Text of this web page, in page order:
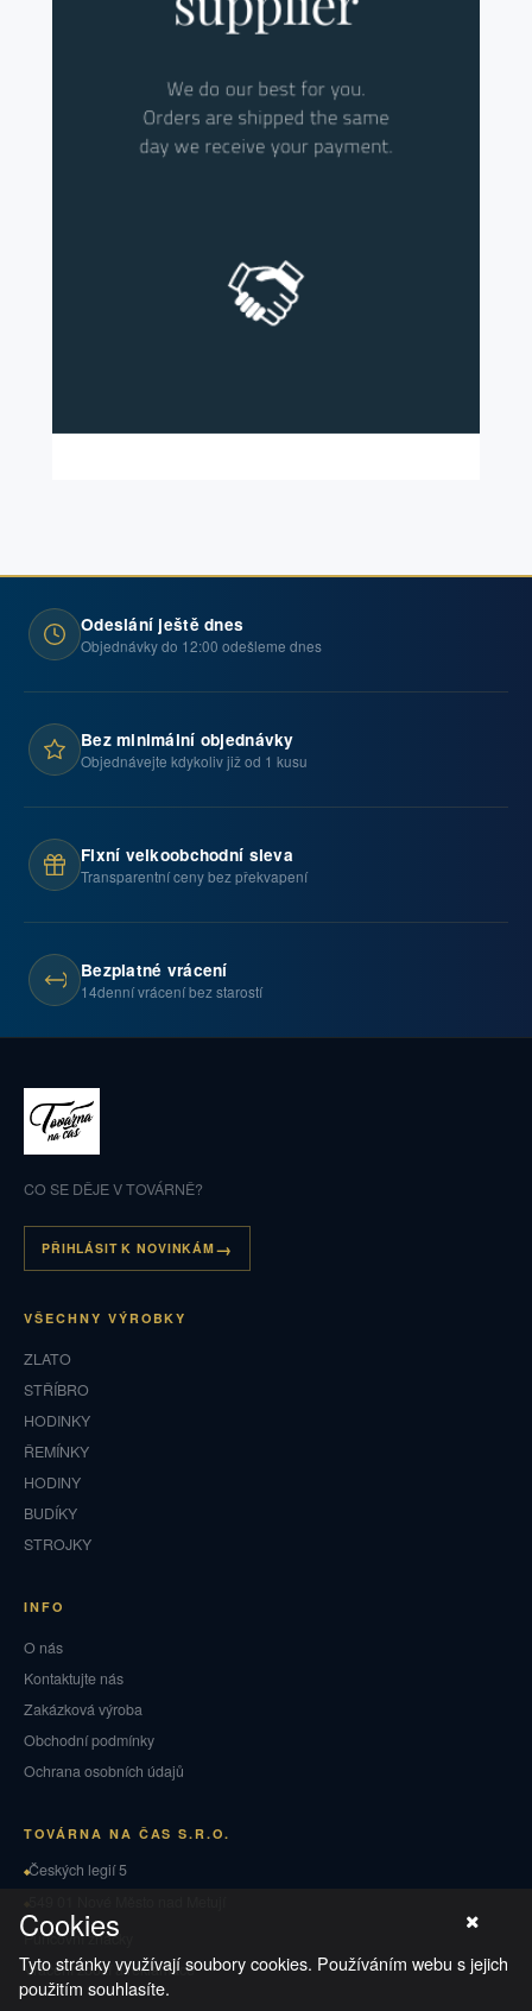
Odeslání ještě dnes
Objednávky do 12:00 odešleme dnes
Bez minimální objednávky
Objednávejte kdykoliv již od 1 kusu
Fixní velkoobchodní sleva
Transparentní ceny bez překvapení
Bezplatné vrácení
14denní vrácení bez starostí
CO SE DĚJE V TOVÁRNĚ?
PŘIHLÁSIT K NOVINKÁM
VŠECHNY VÝROBKY
ZLATO
STŘÍBRO
HODINKY
ŘEMÍNKY
HODINY
BUDÍKY
STROJKY
INFO
O nás
Kontaktujte nás
Zakázková výroba
Obchodní podmínky
Ochrana osobních údajů
TOVÁRNA NA ČAS S.R.O.
Českých legií 5
Puncovní značky
Vrácení zboží a reklamace
Cookies
Tyto stránky využívají soubory cookies. Používáním webu s jejich
použitím souhlasíte.